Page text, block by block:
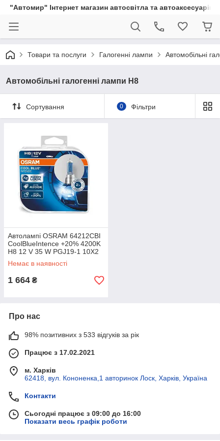
"Автомир" Інтернет магазин автосвітла та автоаксесуарів
Товари та послуги Галогенні лампи Автомобільні
Автомобільні галогенні лампи H8
Сортування 0 Фільтри
Автолампі OSRAM 64212CBI
CoolBlueIntence +20% 4200K
H8 12 V 35 W PGJ19-1 10X2
HardDuopet
Немає в наявності
1 664 ₴
Про нас
98% позитивних з 533 відгуків за рік
Працює з 17.02.2021
м. Харків
62418, вул. Кононенка,1 авторинок Лоск, Харків, Україна
Контакти
Сьогодні працює з 09:00 до 16:00
Показати весь графік роботи